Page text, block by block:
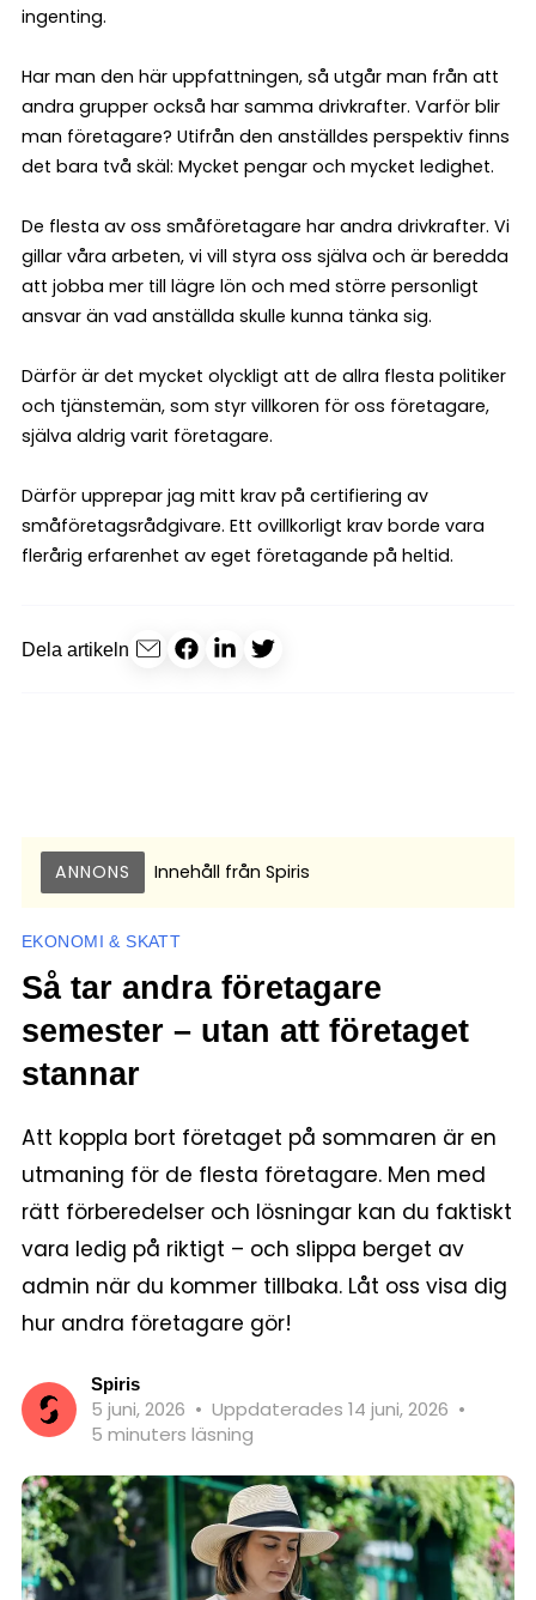
ingenting.
Har man den här uppfattningen, så utgår man från att
andra grupper också har samma drivkrafter. Varför blir
man företagare? Utifrån den anställdes perspektiv finns
det bara två skäl: Mycket pengar och mycket ledighet.
De flesta av oss småföretagare har andra drivkrafter. Vi
gillar våra arbeten, vi vill styra oss själva och är beredda
att jobba mer till lägre lön och med större personligt
ansvar än vad anställda skulle kunna tänka sig.
Därför är det mycket olyckligt att de allra flesta politiker
och tjänstemän, som styr villkoren för oss företagare,
själva aldrig varit företagare.
Därför upprepar jag mitt krav på certifiering av
småföretagsrådgivare. Ett ovillkorligt krav borde vara
flerårig erfarenhet av eget företagande på heltid.
Dela artikeln
ANNONS Innehåll från Spiris
EKONOMI & SKATT
Så tar andra företagare
semester – utan att företaget
stannar
Att koppla bort företaget på sommaren är en
utmaning för de flesta företagare. Men med
rätt förberedelser och lösningar kan du faktiskt
vara ledig på riktigt – och slippa berget av
admin när du kommer tillbaka. Låt oss visa dig
hur andra företagare gör!
Spiris
5 juni, 2026 • Uppdaterades 14 juni, 2026 •
5 minuters läsning